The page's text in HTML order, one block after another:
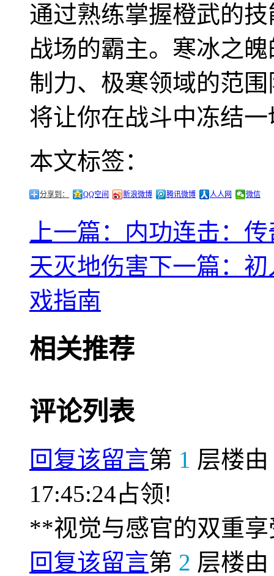
通过熟练掌握橙武的
战场的霸主。寒冰之
制力、极寒领域的范
将让你在战斗中冻结
本文标签：
分享到： QQ空间 新浪微博 腾讯微博 人人网 微信
上一篇：内功连击：
天灭地伤害下一篇：
戏指南
相关推荐
评论列表
回复该留言第 1 层楼由
17:45:24占领!
**视觉与感官的双重
回复该留言第 2 层楼由